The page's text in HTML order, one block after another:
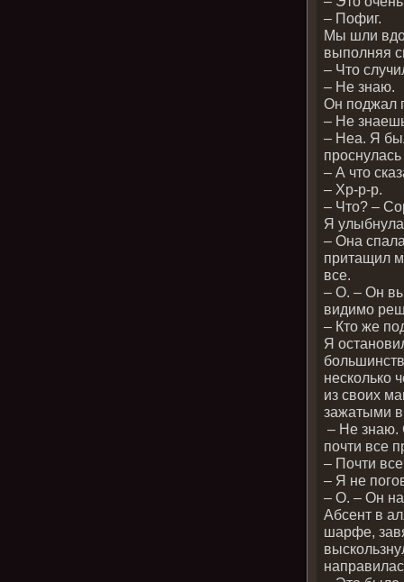
– Пофиг.
Мы шли
выполняя
– Что
– Не знаю.
Он поджал
– Не
– Неа. Я
– А что
– Хр-р-р.
– Что? –
Я
– Она
притащил
все.
– О. – Он
видимо
– Кто же
Я
несколько
из своих
зажатыми в
– Не знаю.
почти все
– Почти
– Я не
– О. – Он
Абсент в
шарфе,